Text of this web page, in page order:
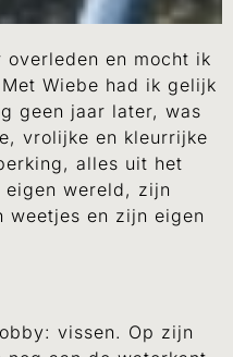
en mocht ik
Wiebe had ik gelijk
geen jaar later, was
vrolijke en kleurrijke
alles uit het
wereld, zijn
weetjes en zijn eigen
vissen. Op zijn